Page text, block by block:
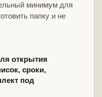
минимум для
папку и не
открытия
сроки,
под